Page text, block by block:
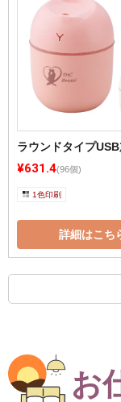
ラウンドタイプ
¥631.4(96個)
1色印刷
詳細はこち
お